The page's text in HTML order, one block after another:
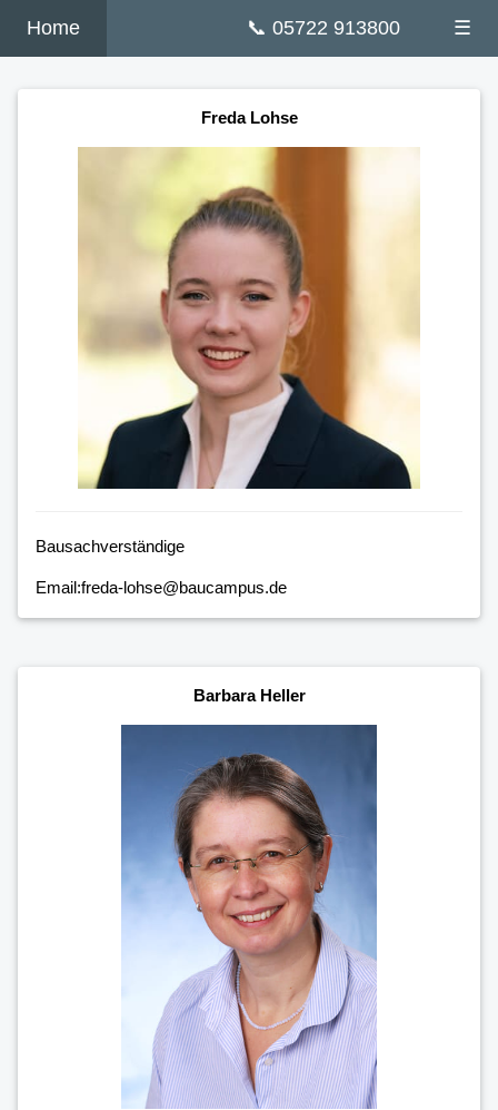
☰
📞 05722 913800
Home
Freda Lohse
Bausachverständige
Email:freda-lohse@baucampus.de
Barbara Heller